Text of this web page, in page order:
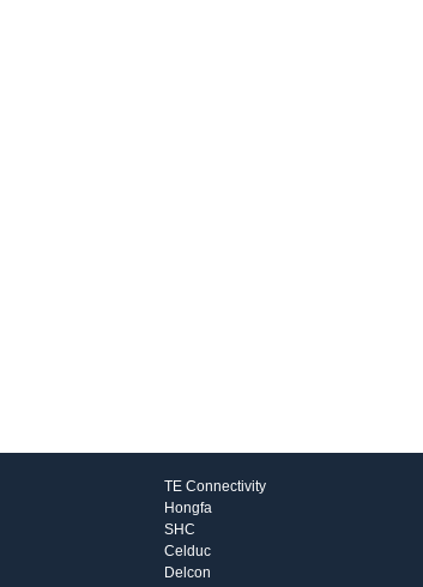
TE Connectivity
Hongfa
SHC
Celduc
Delcon